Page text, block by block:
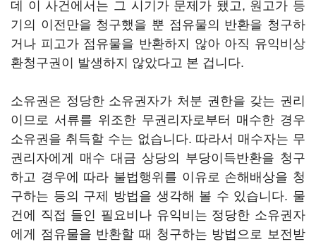
데 이 사건에서는 그 시기가 문제가 됐고, 원고가 등
기의 이전만을 청구했을 뿐 점유물의 반환을 청구하
거나 피고가 점유물을 반환하지 않아 아직 유익비상
환청구권이 발생하지 않았다고 본 겁니다.
소유권은 정당한 소유권자가 처분 권한을 갖는 권리
이므로 서류를 위조한 무권리자로부터 매수한 경우
소유권을 취득할 수는 없습니다. 따라서 매수자는 무
권리자에게 매수 대금 상당의 부당이득반환을 청구
하고 경우에 따라 불법행위를 이유로 손해배상을 청
구하는 등의 구제 방법을 생각해 볼 수 있습니다. 물
건에 직접 들인 필요비나 유익비는 정당한 소유권자
에게 점유물을 반환할 때 청구하는 방법으로 보전받